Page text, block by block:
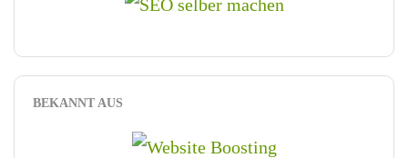
BEKANNT AUS